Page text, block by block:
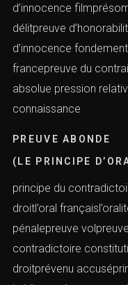
d’innocence
délitpreuve
d’innocence
francepreuve du
absolue pression
connaissance
PREUVE ABONDE
(LE PRINCIPE
principe du
droitl’oral
pénalepreuve
contradictoire
droitprévenu